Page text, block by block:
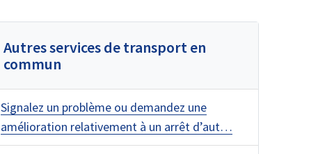
Autres services de transport en
commun
Signalez un problème ou demandez une
amélioration relativement à un arrêt d’aut…